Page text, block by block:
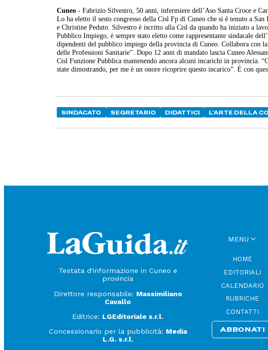
Cuneo - Fabrizio Silvestro, 50 anni, infermiere dell’Aso Santa Croce e
Lo ha eletto il sesto congresso della Cisl Fp di Cuneo che si è tenuto a
e Christine Peduto. Silvestro è iscritto alla Cisl da quando ha iniziato a
Pubblico Impiego, è sempre stato eletto come rappresentante sindacale
dipendenti del pubblico impiego della provincia di Cuneo. Collabora con
delle Professioni Sanitarie”. Dopo 12 anni di mandato lascia Cuneo
Cisl Funzione Pubblica mantenendo ancora alcuni incarichi in provincia.
state dimostrando, per me è un onore ricoprire questo incarico”. È con
SINDACATO SEGRETARIO DIDATTICI L'ARTE DELLA
Testata d'informazione in Cuneo e
provincia
Direttore responsabile: Massimiliano
Cavallo
Editrice: LGEditoriale s.r.l.
Concessionario per la pubblicità: Media
L.G. s.r.l.
MENU
HOME
EDITORIALI
CALENDARIO
RUBRICHE
CONTATTI
ABBONATI